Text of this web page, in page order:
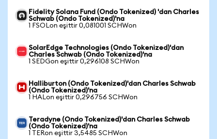
Fidelity Solana Fund (Ondo Tokenized) 'dan Charles
Schwab (Ondo Tokenized)'na
1 FSOLon eşittir 0,081001 SCHWon
SolarEdge Technologies (Ondo Tokenized)'dan
Charles Schwab (Ondo Tokenized)'na
1 SEDGon eşittir 0,296108 SCHWon
Halliburton (Ondo Tokenized)'dan Charles Schwab
(Ondo Tokenized)'na
1 HALon eşittir 0,296756 SCHWon
Teradyne (Ondo Tokenized)'dan Charles Schwab
(Ondo Tokenized)'na
1 TERon eşittir 3,5485 SCHWon